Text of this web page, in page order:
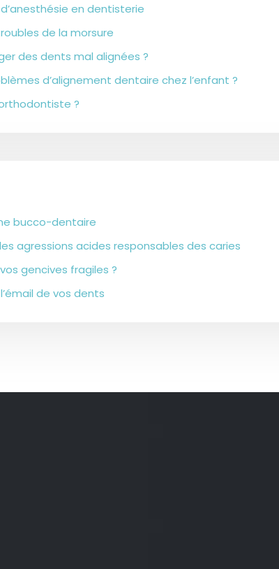
en dentisterie
de la morsure
des dents mal alignées ?
d’alignement dentaire chez l’enfant ?
?
bucco-dentaire
agressions acides responsables des caries
gencives fragiles ?
de vos dents